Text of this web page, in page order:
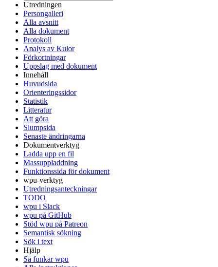
Utredningen
Persongalleri
Alla avsnitt
Alla dokument
Protokoll
Analys av Kulor
Förkortningar
Uppslag med dokument
Innehåll
Huvudsida
Orienteringssidor
Statistik
Litteratur
Att göra
Slumpsida
Senaste ändringarna
Dokumentverktyg
Ladda upp en fil
Massuppladdning
Funktionssida för dokument
wpu-verktyg
Utredningsanteckningar
TODO
wpu i Slack
wpu på GitHub
Stöd wpu på Patreon
Semantisk sökning
Sök i text
Hjälp
Så funkar wpu